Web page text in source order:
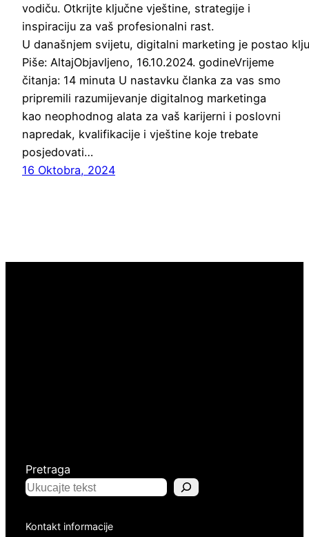
vodiču. Otkrijte ključne vještine, strategije i
inspiraciju za vaš profesionalni rast.
U današnjem svijetu, digitalni marketing je postao
Piše: AltajObjavljeno, 16.10.2024. godineVrijeme
čitanja: 14 minuta U nastavku članka za vas smo
pripremili razumijevanje digitalnog marketinga
kao neophodnog alata za vaš karijerni i poslovni
napredak, kvalifikacije i vještine koje trebate
posjedovati…
16 Oktobra, 2024
Pretraga
Kontakt informacije